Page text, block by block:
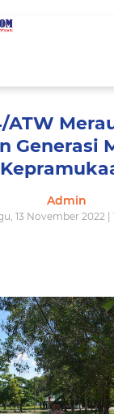
ATW
Generasi
Admin
13 November 2022 |